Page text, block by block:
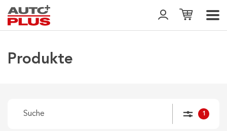
Produkte
1